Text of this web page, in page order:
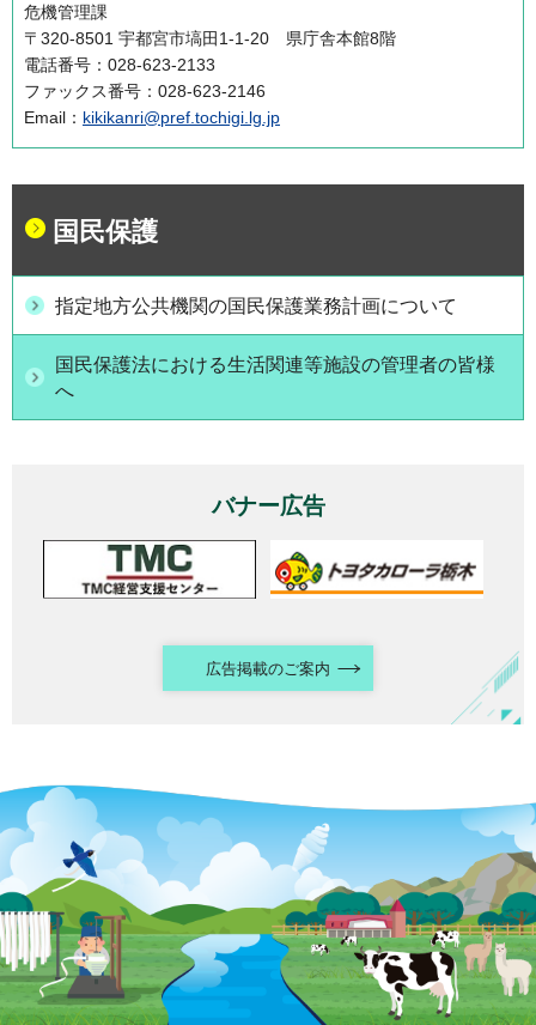
危機管理課
〒320-8501 宇都宮市塙田1-1-20 県庁舎本館8階
電話番号：028-623-2133
ファックス番号：028-623-2146
Email： kikikanri@pref.tochigi.lg.jp
国民保護
指定地方公共機関の国民保護業務計画について
国民保護法における生活関連等施設の管理者の皆様
へ
バナー広告
広告掲載のご案内